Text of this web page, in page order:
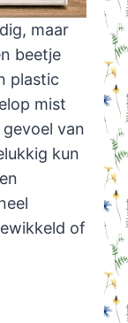
maar
beetje
plastic
mist
van
kun
of